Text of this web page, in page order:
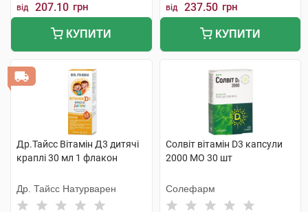
від 207.10 грн
КУПИТИ
від 237.50 грн
КУПИТИ
Др.Тайсс Вітамін Д3 дитячі
краплі 30 мл 1 флакон
Др. Тайсс Натурварен
Солвіт вітамін D3 капсули
2000 МО 30 шт
Солефарм